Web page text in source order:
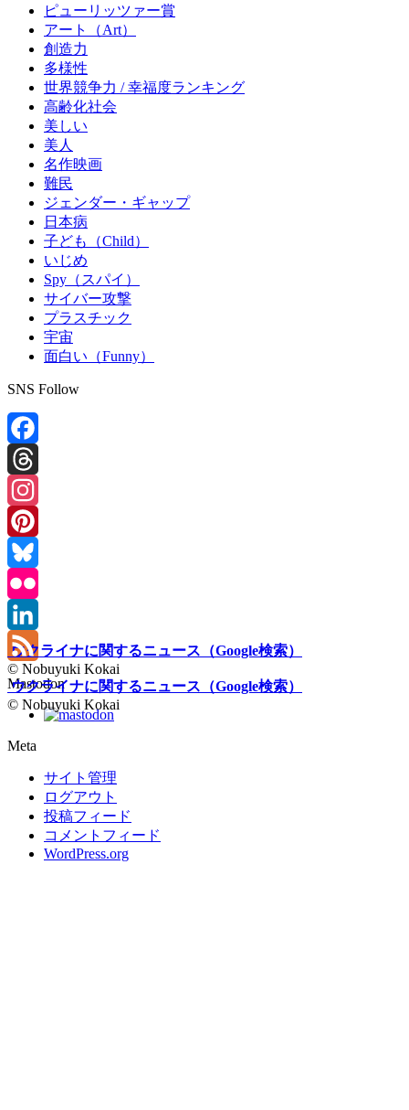
ピューリッツァー賞
アート（Art）
創造力
多様性
世界競争力 / 幸福度ランキング
高齢化社会
美しい
美人
名作映画
難民
ジェンダー・ギャップ
日本病
子ども（Child）
いじめ
Spy（スパイ）
サイバー攻撃
プラスチック
宇宙
面白い（Funny）
SNS Follow
Facebook
Threads
Instagram
Pinterest
Bluesky
Flickr
LinkedIn
Feed
Mastodon
Meta
サイト管理
ログアウト
投稿フィード
コメントフィード
WordPress.org
ウクライナに関するニュース（Google検索）
© Nobuyuki Kokai
ウクライナに関するニュース（Google検索）
© Nobuyuki Kokai